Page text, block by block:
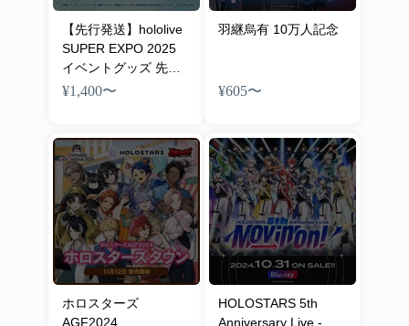
【先行発送】hololive
SUPER EXPO 2025
イベントグッズ 先行
通販
¥1,400〜
羽継烏有 10万人記念
¥605〜
ホロスターズ
AGF2024
HOLOSTARS 5th
Anniversary Live -